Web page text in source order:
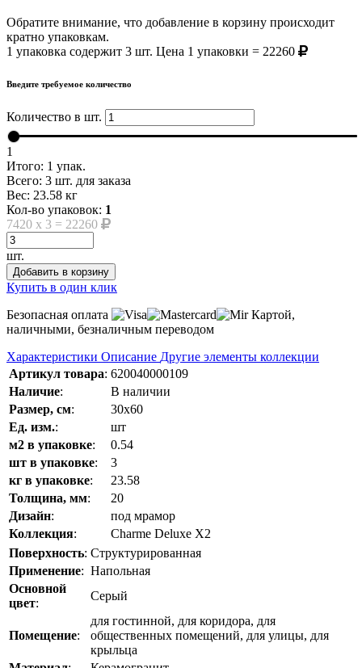
Обратите внимание, что добавление в корзину происходит
кратно упаковкам.
1 упаковка содержит 3 шт. Цена 1 упаковки = 22260
Введите требуемое количество
Количество в шт.
1
Итого: 1 упак.
Всего: 3 шт. для заказа
Вес: 23.58 кг
Кол-во упаковок: 1
7420 x 3 = 22260
шт.
Добавить в корзину
Купить в один клик
Безопасная оплата
Картой,
наличными, безналичным переводом
Характеристики Описание Другие элементы коллекции
Артикул товара: 620040000109
Наличие:
В наличии
Размер, см:
30x60
Ед. изм.:
шт
м2 в упаковке:
0.54
шт в упаковке:
3
кг в упаковке:
23.58
Толщина, мм:
20
Дизайн:
под мрамор
Коллекция:
Charme Deluxe Х2
Поверхность: Структурированная
Применение: Напольная
Основной
цвет:
Серый
Помещение:
для гостинной, для коридора, для
общественных помещений, для улицы, для
крыльца